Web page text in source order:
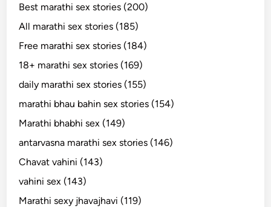
Best marathi sex stories (200)
All marathi sex stories (185)
Free marathi sex stories (184)
18+ marathi sex stories (169)
daily marathi sex stories (155)
marathi bhau bahin sex stories (154)
Marathi bhabhi sex (149)
antarvasna marathi sex stories (146)
Chavat vahini (143)
vahini sex (143)
Marathi sexy jhavajhavi (119)